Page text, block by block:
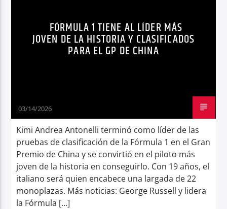
Radio holaFÓRMULA 1 TIENE AL LÍDER MÁS
JOVEN DE LA HISTORIA Y CLASIFICADOS
PARA EL GP DE CHINA
03/14/2026
Kimi Andrea Antonelli terminó como líder de las
pruebas de clasificación de la Fórmula 1 en el Gran
Premio de China y se convirtió en el piloto más
joven de la historia en conseguirlo. Con 19 años, el
italiano será quien encabece una largada de 22
monoplazas. Más noticias: George Russell y lidera
la Fórmula […]